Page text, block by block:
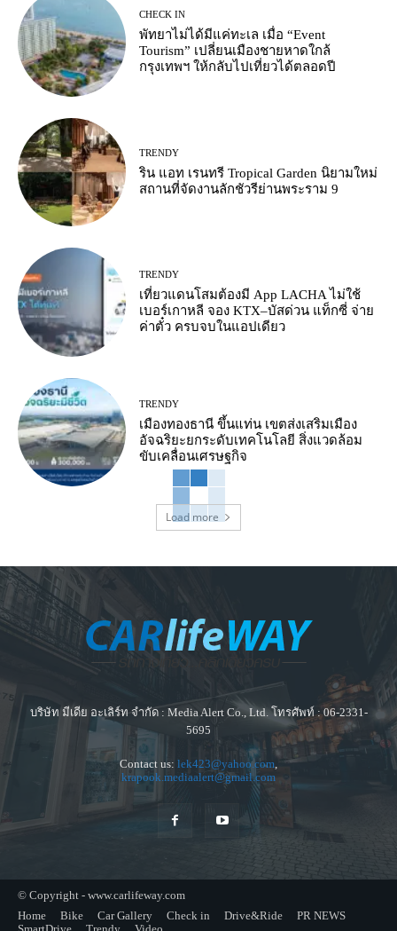
CHECK IN
พัทยาไม่ได้มีแค่ทะเล เมื่อ “Event
Tourism” เปลี่ยนเมืองชายหาดใกล้
กรุงเทพฯ ให้กลับไปเที่ยวได้ตลอดปี
TRENDY
ริน แอท เรนทรี Tropical Garden นิยามใหม่
สถานที่จัดงานลักชัวรีย่านพระราม 9
TRENDY
เที่ยวแดนโสมต้องมี App LACHA ไม่ใช้
เบอร์เกาหลี จอง KTX–บัสด่วน แท็กซี่ จ่าย
ค่าตั๋ว ครบจบในแอปเดียว
TRENDY
เมืองทองธานี ขึ้นแท่น เขตส่งเสริมเมือง
อัจฉริยะยกระดับเทคโนโลยี สิ่งแวดล้อม
ขับเคลื่อนเศรษฐกิจ
Load more
บริษัท มีเดีย อะเลิร์ท จำกัด : Media Alert Co., Ltd. โทรศัพท์ : 06-2331-
5695
Contact us: lek423@yahoo.com,
krapook.mediaalert@gmail.com
© Copyright - www.carlifeway.com
Home
Bike Car Gallery Check in Drive&Ride
PR NEWS